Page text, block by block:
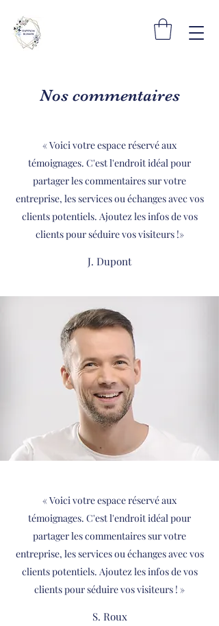
Nos commentaires
« Voici votre espace réservé aux
témoignages. C'est l'endroit idéal pour
partager les commentaires sur votre
entreprise, les services ou échanges avec vos
clients potentiels. Ajoutez les infos de vos
clients pour séduire vos visiteurs !»
J. Dupont
« Voici votre espace réservé aux
témoignages. C'est l'endroit idéal pour
partager les commentaires sur votre
entreprise, les services ou échanges avec vos
clients potentiels. Ajoutez les infos de vos
clients pour séduire vos visiteurs ! »
S. Roux